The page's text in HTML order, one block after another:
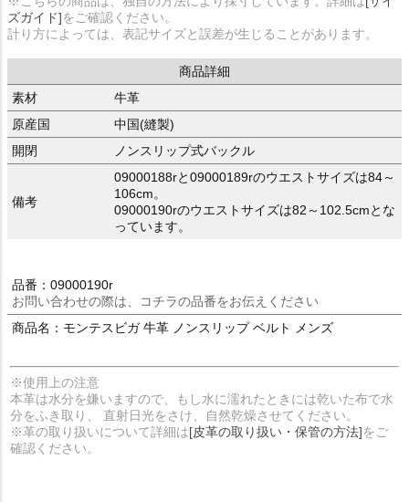
ズガイド]をご確認ください。
計り方によっては、表記サイズと誤差が生じることがあります。
商品詳細
素材
牛革
原産国
中国(縫製)
開閉
ノンスリップ式バックル
備考
09000188rと09000189rのウエストサイズは84～
106cm。
09000190rのウエストサイズは82～102.5cmとな
っています。
品番：09000190r
お問い合わせの際は、コチラの品番をお伝えください
商品名：モンテスビガ 牛革 ノンスリップ ベルト メンズ
※使用上の注意
本革は水分を嫌いますので、もし水に濡れたときには乾いた布で水
分をふき取り、 直射日光をさけ、自然乾燥させてください。
※革の取り扱いについて詳細は[皮革の取り扱い・保管の方法]をご
確認ください。